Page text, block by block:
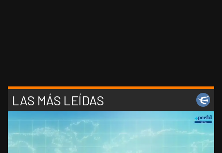
LAS MÁS LEÍDAS